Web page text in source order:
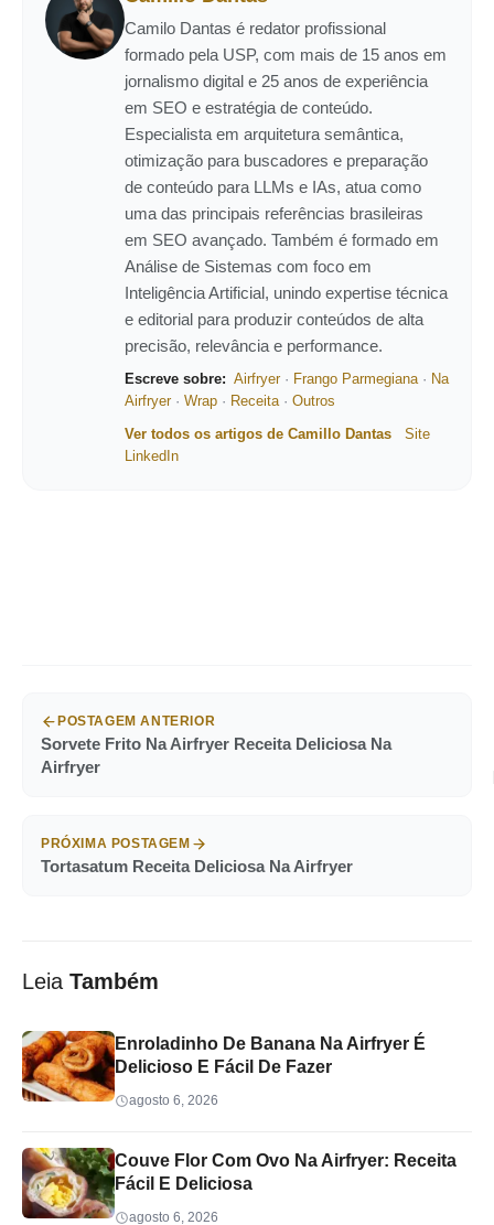
Camilo Dantas é redator profissional
formado pela USP, com mais de 15 anos em
jornalismo digital e 25 anos de experiência
em SEO e estratégia de conteúdo.
Especialista em arquitetura semântica,
otimização para buscadores e preparação
de conteúdo para LLMs e IAs, atua como
uma das principais referências brasileiras
em SEO avançado. Também é formado em
Análise de Sistemas com foco em
Inteligência Artificial, unindo expertise técnica
e editorial para produzir conteúdos de alta
precisão, relevância e performance.
Escreve sobre: Airfryer· Frango Parmegiana· Na
Airfryer· Wrap · Receita· Outros
Ver todos os artigos de Camillo Dantas
Site
LinkedIn
POSTAGEM ANTERIOR
Sorvete Frito Na Airfryer Receita Deliciosa Na
Airfryer
PRÓXIMA POSTAGEM
Tortasatum Receita Deliciosa Na Airfryer
Leia Também
Enroladinho De Banana Na Airfryer É
Delicioso E Fácil De Fazer
agosto 6, 2026
Couve Flor Com Ovo Na Airfryer: Receita
Fácil E Deliciosa
agosto 6, 2026